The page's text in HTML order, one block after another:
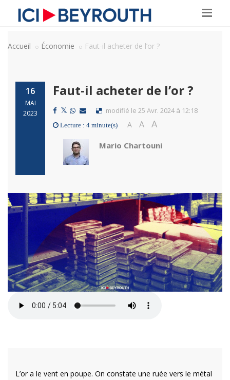
Accueil Économie Faut-il acheter de l’or ?
16
MAI
2023
Faut-il acheter de l’or ?
modifié le 25 Avr. 2024 à 12:18
Lecture : 4 minute(s) A A A
Mario Chartouni
L’or a le vent en poupe. On constate une ruée vers le métal